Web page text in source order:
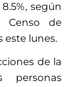
según
de
este lunes.
de la
personas